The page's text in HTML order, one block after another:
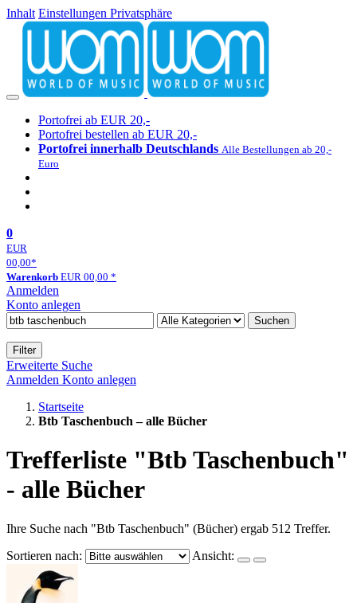
Inhalt Einstellungen Privatsphäre
Portofrei ab EUR 20,-
Portofrei bestellen ab EUR 20,-
Portofrei innerhalb Deutschlands Alle Bestellungen ab 20,-
Euro
0
EUR
00,00*
Warenkorb EUR 00,00 *
Anmelden
Konto anlegen
Suchen
Filter
Erweiterte Suche
Anmelden Konto anlegen
Startseite
Btb Taschenbuch – alle Bücher
Trefferliste "Btb Taschenbuch"
- alle Bücher
Ihre Suche nach "Btb Taschenbuch" (Bücher) ergab 512 Treffer.
Sortieren nach:
Ansicht: